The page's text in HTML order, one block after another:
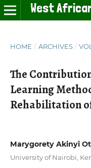
HOME / ARCHIVES /
The
Learning
Rehabilitation
Marygorety Akinyi
University of Nairobi,